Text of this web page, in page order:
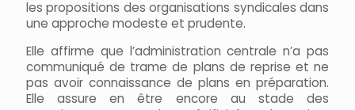
les propositions des organisations syndicales dans
une approche modeste et prudente.
Elle affirme que l’administration centrale n’a pas
communiqué de trame de plans de reprise et ne
pas avoir connaissance de plans en préparation.
Elle assure en être encore au stade des